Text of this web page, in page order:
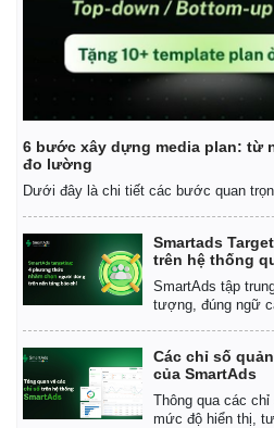
Bất động sản
Khởi nghiệp
6 bước xây dựng media plan: từ
đo lường
Dưới đây là chi tiết các bước quan
Smartads
trên hệ thống
SmartAds tập
tượng, đúng ngữ
Các chỉ số
của SmartAds
Thông qua các
mức độ hiển thị,